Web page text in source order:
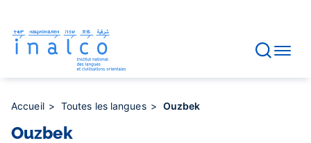
contenu
principal
Accueil Toutes les langues Ouzbek
Ouzbek